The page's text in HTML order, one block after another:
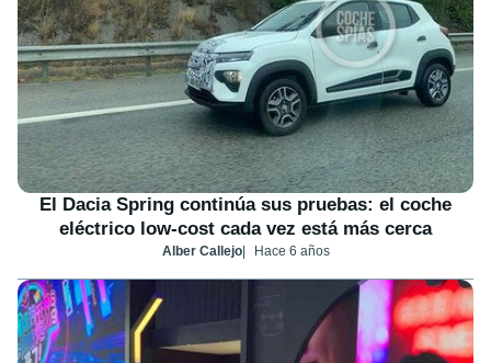
El Dacia Spring continúa sus pruebas: el coche
eléctrico low-cost cada vez está más cerca
Alber Callejo Hace 6 años